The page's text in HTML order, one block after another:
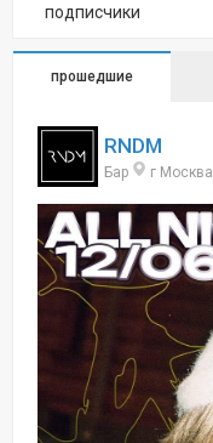
подписчики
прошедшие
RNDM
Бар г Москва